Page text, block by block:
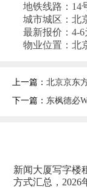
地铁线路：14
城市城区：北
最新报价：4-6
物业位置：北
上一篇： 北京京东
下一篇： 东枫德必
新闻大厦写字楼
方式汇总，2026